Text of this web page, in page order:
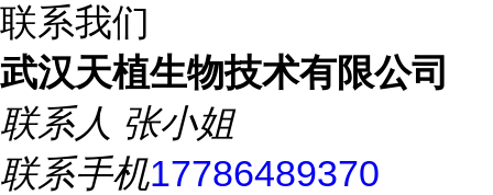
联系我们
武汉天植生物技术有限公司
联系人 张小姐
联系手机17786489370